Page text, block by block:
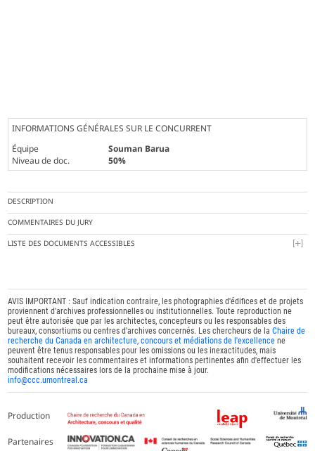
INFORMATIONS GÉNÉRALES SUR LE CONCURRENT
Équipe
Souman Barua
Niveau de doc.
50%
DESCRIPTION
COMMENTAIRES DU JURY
LISTE DES DOCUMENTS ACCESSIBLES
AVIS IMPORTANT : Sauf indication contraire, les photographies d'édifices et de projets
proviennent d'archives professionnelles ou institutionnelles. Toute reproduction ne
peut être autorisée que par les architectes, concepteurs ou les responsables des
bureaux, consortiums ou centres d'archives concernés. Les chercheurs de laChaire de
recherche du Canada en architecture, concours et médiations de l'excellence ne
peuvent être tenus responsables pour les omissions ou les inexactitudes, mais
souhaitent recevoir les commentaires et informations pertinentes afin d'effectuer les
modifications nécessaires lors de la prochaine mise à jour.
info@ccc.umontreal.ca
Production
Partenaires